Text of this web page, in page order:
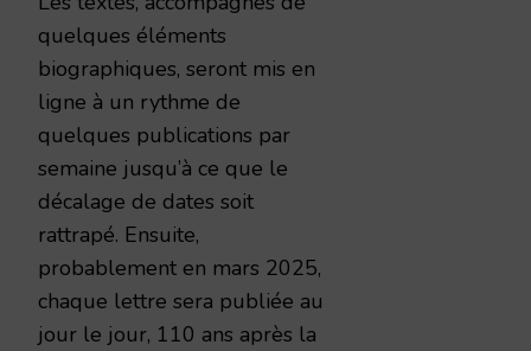
quelques éléments
biographiques, seront mis en
ligne à un rythme de
quelques publications par
semaine jusqu’à ce que le
décalage de dates soit
rattrapé. Ensuite,
probablement en mars 2025,
chaque lettre sera publiée au
jour le jour, 110 ans après la